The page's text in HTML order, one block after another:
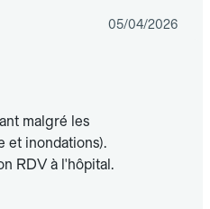
05/04/2026
malgré les
et inondations).
RDV à l'hôpital.